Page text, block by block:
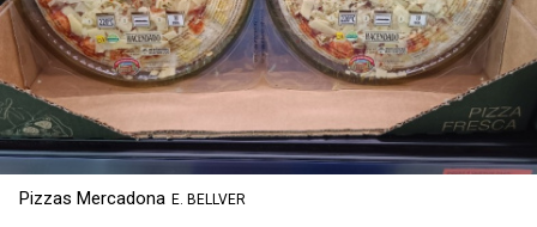
Pizzas Mercadona E. BELLVER